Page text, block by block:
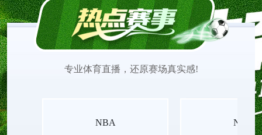
直播免费观看、NBA季后赛直播、NBA常规赛直
专业体育直播，还原赛场真实感!
NBA NBA